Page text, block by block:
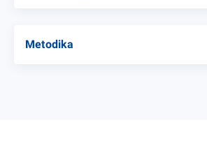
Metodika